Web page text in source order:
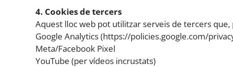
4. Cookies de tercers
Aquest lloc web pot utilitzar serveis de tercers
Google Analytics (https://policies.google.com/
Meta/Facebook Pixel
YouTube (per vídeos incrustats)